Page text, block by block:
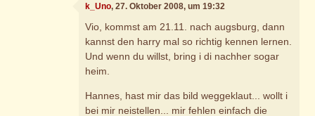
k_Uno, 27. Oktober 2008, um 19:32
Vio, kommst am 21.11. nach augsburg, dann
kannst den harry mal so richtig kennen lernen.
Und wenn du willst, bring i di nachher sogar
heim.
Hannes, hast mir das bild weggeklaut... wollt i
bei mir neistellen... mir fehlen einfach die